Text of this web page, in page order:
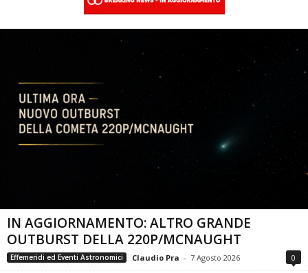
IN AGGIORNAMENTO: ALTRO GRANDE
OUTBURST DELLA 220P/MCNAUGHT
Effemeridi ed Eventi Astronomici Claudio Pra - 7 Agosto 2026 0